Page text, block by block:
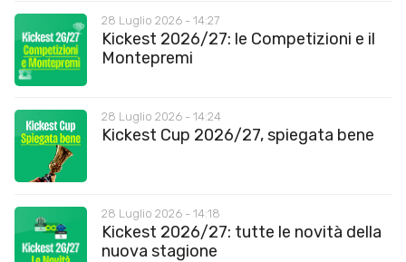
28 Luglio 2026 - 14:27
Kickest 2026/27: le Competizioni e il
Montepremi
28 Luglio 2026 - 14:24
Kickest Cup 2026/27, spiegata bene
28 Luglio 2026 - 14:18
Kickest 2026/27: tutte le novità della
nuova stagione